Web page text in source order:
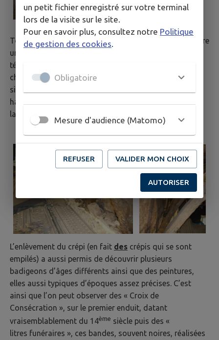
Tous ces éléments ainsi que le retrait du mur qui montre
une élévation du bâtiment de près de 2 mètres sont les
témoins d’une époque où notre église a carrément
changé d’allure. Le clocher actuel a remplacé alors un
simple pignon, la toiture est devenue beaucoup plus
haute et pentue, sans doute couverte entièrement en
lauzes.
L’enlèvement du crépi (en fait des crépis qui se sont
empilés) a aussi permis de découvrir plusieurs
badigeons d’âges différents ainsi que des peintures,
elles aussi typiques d’époques assez précises. C’est
ainsi que l’on peut observer des « Croix de
Consécration », sur le premier enduit, datant
vraisemblablement du 14ème siècle puis des «
litres funéraires », ces bandes, souvent noires, réalisées
un petit fichier enregistré sur votre terminal
lors de la visite sur le site.
Pour en savoir plus, consultez notre Politique
de gestion des cookies.
Obligatoire
Mesure d'audience (Matomo)
REFUSER VALIDER MON CHOIX
AUTORISER